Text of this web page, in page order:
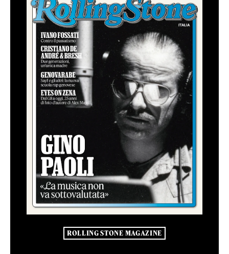
ROLLING STONE MAGAZINE